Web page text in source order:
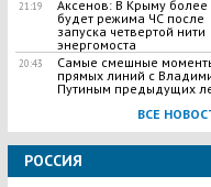
21:19
Аксенов: В Крыму более
будет режима ЧС после
запуска четвертой нити
энергомоста
20:43
Самые смешные
прямых линий с
Путиным предыдущих
ВСЕ
РОССИЯ